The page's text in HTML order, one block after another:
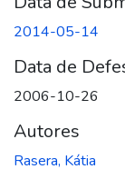
2014-05-14
Data de
2006-10-26
Autores
Rasera, Kátia